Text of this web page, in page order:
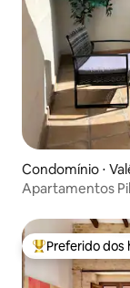
Condomínio ⋅
Apartamentos
Entre os
Preferido dos